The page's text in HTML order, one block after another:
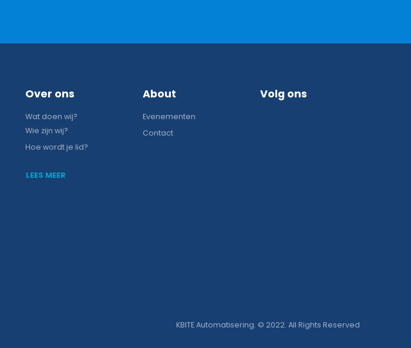
Over ons
Wat doen wij?
Wie zijn wij?
Hoe wordt je lid?
LEES MEER
About
Evenementen
Contact
Volg ons
KBITE Automatisering. © 2022. All Rights Reserved